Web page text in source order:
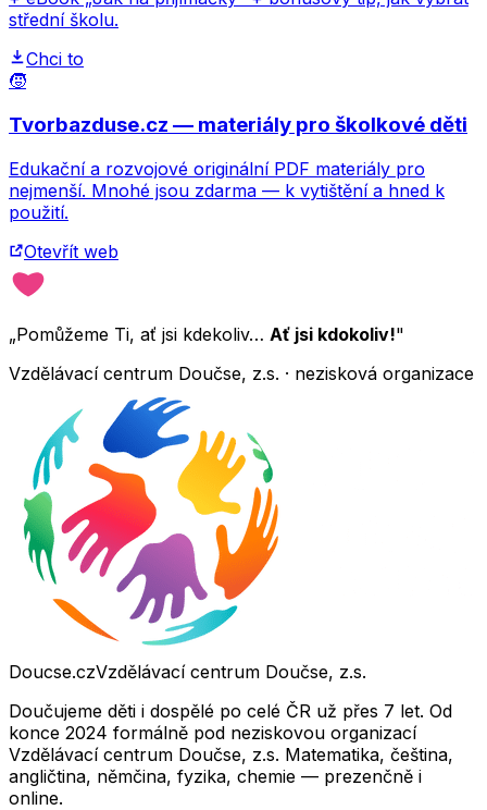
střední školu.
Chci to
🧒
Tvorbazduse.cz — materiály pro školkové děti
Edukační a rozvojové originální PDF materiály pro
nejmenší. Mnohé jsou zdarma — k vytištění a hned k
použití.
Otevřít web
„Pomůžeme Ti, ať jsi kdekoliv… Ať jsi kdokoliv!"
Vzdělávací centrum Doučse, z.s. · nezisková organizace
Doucse.czVzdělávací centrum Doučse, z.s.
Doučujeme děti i dospělé po celé ČR už přes 7 let. Od
konce 2024 formálně pod neziskovou organizací
Vzdělávací centrum Doučse, z.s. Matematika, čeština,
angličtina, němčina, fyzika, chemie — prezenčně i
online.